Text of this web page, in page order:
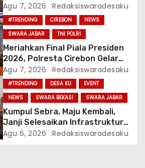
Bertanggung Jawab? Ke Mana
APH?
Agu 7, 2026 Redaksiswaradesaku
#TRENDING CIREBON
NEWS
SWARA JABAR
TNI POLRI
Meriahkan Final Piala Presiden
2026, Polresta Cirebon Gelar
Nobar Persib vs Persebaya Dan
Bagi-Bagi Motor Listrik
Agu 7, 2026 Redaksiswaradesaku
#TRENDING DESA KU
EVENT
NEWS
SWARA BEKASI SWARA JABAR
Kumpul Sebra, Maju Kembali,
Janji Selesaikan Infrastruktur
Dan Ajak Warga Jaga Persatuan
Agu 6, 2026 Redaksiswaradesaku